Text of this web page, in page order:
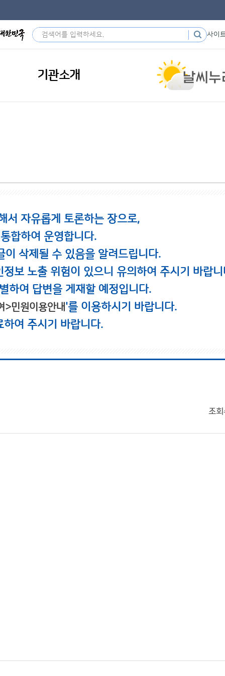
사이
기관소개
서 자유롭게 토론하는 장으로,
합하여 운영합니다.
삭제될 수 있음을 알려드립니다.
보 노출 위험이 있으니 유의하여 주시기 바랍니
하여 답변을 게재할 예정입니다.
>민원이용안내'를 이용하시기 바랍니다.
여 주시기 바랍니다.
조회